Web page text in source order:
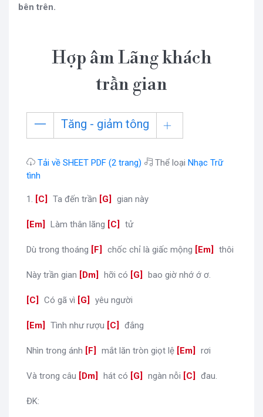
bên trên.
Hợp âm Lãng khách
trần gian
Tăng - giảm tông
Tải về SHEET PDF (2 trang) Thể loại Nhạc Trữ
tình
1. [C Ta đến trần [G gian này
[Em Làm thân lãng [C tử
Dù trong thoáng [F chốc chỉ là giấc mộng [Em thôi
Này trần gian [Dm hỡi có [G bao giờ nhớ ớ ơ.
[C Có gã vì [G yêu người
[Em Tình như rượu [C đắng
Nhìn trong ánh [F mắt lăn tròn giọt lệ [Em rơi
Và trong câu [Dm hát có [G ngàn nỗi [C đau.
ĐK: